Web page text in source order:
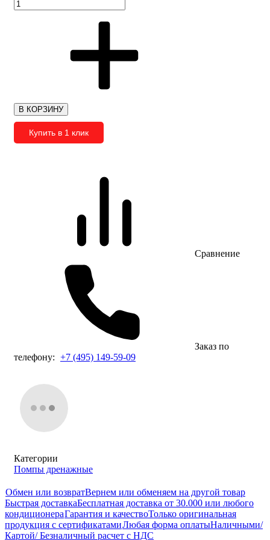
В КОРЗИНУ
Купить в 1 клик
Сравнение
Заказ по
телефону: +7 (495) 149-59-09
Категории
Помпы дренажные
Обмен или возвратВернем или обменяем на другой товар
Быстрая доставкаБесплатная доставка от 30.000 или любого
кондиционераГарантия и качествоТолько оригинальная
продукция с сертификатамиЛюбая форма оплатыНаличными/
Картой/ Безналичный расчет с НДС